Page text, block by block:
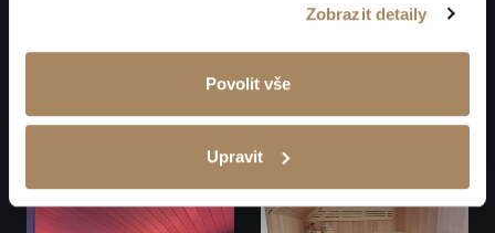
Zobrazit detaily
Povolit vše
Upravit